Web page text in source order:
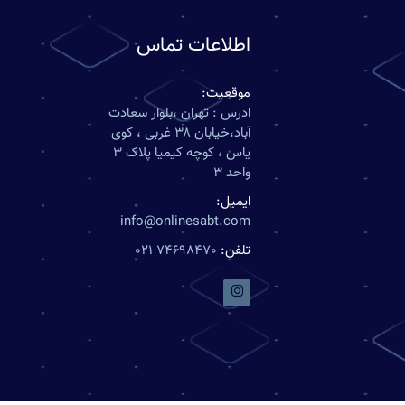
اطلاعات تماس
موقعیت:
ادرس : تهران ،بلوار سعادت
آباد،خیابان ۳۸ غربی ، کوی
یاس ، کوچه کیمیا پلاک ۳
واحد ۳
ایمیل:
info@onlinesabt.com
تلفن: 021-74698470